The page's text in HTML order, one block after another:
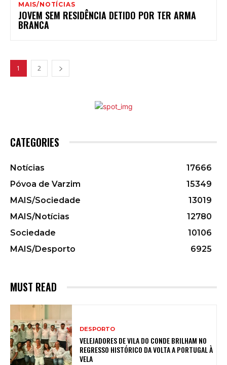
MAIS/NOTÍCIAS
JOVEM SEM RESIDÊNCIA DETIDO POR TER ARMA
BRANCA
1 2
CATEGORIES
Notícias
17666
Póvoa de Varzim
15349
MAIS/Sociedade
13019
MAIS/Notícias
12780
Sociedade
10106
MAIS/Desporto
6925
MUST READ
DESPORTO
VELEJADORES DE VILA DO CONDE BRILHAM NO
REGRESSO HISTÓRICO DA VOLTA A PORTUGAL À
VELA